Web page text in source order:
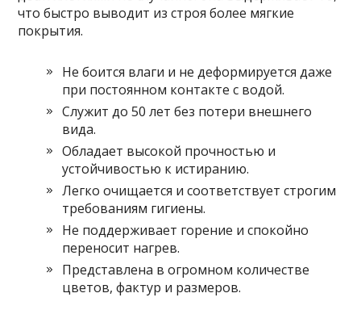
что быстро выводит из строя более мягкие
покрытия.
Не боится влаги и не деформируется даже
при постоянном контакте с водой.
Служит до 50 лет без потери внешнего
вида.
Обладает высокой прочностью и
устойчивостью к истиранию.
Легко очищается и соответствует строгим
требованиям гигиены.
Не поддерживает горение и спокойно
переносит нагрев.
Представлена в огромном количестве
цветов, фактур и размеров.